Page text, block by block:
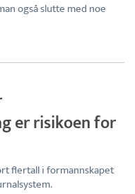
også slutte med noe
er risikoen for
flertall i formannskapet